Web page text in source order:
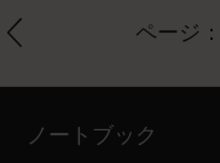
ページ：
ノートブック